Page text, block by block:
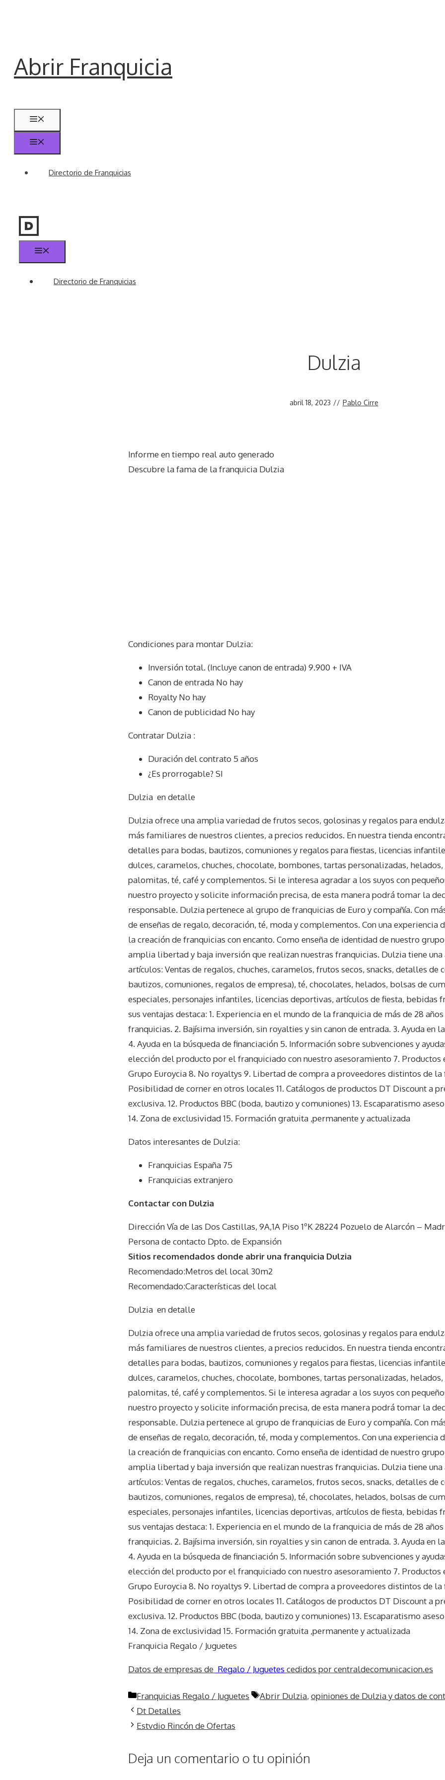
Abrir Franquicia
Directorio de Franquicias
Directorio de Franquicias
Dulzia
abril 18, 2023 // Pablo Cirre
Informe en tiempo real auto generado
Descubre la fama de la franquicia Dulzia
Condiciones para montar Dulzia:
Inversión total. (Incluye canon de entrada) 9.900 + IVA
Canon de entrada No hay
Royalty No hay
Canon de publicidad No hay
Contratar Dulzia :
Duración del contrato 5 años
¿Es prorrogable? SI
Dulzia en detalle
Dulzia ofrece una amplia variedad de frutos secos, golosinas y regalos para
más familiares de nuestros clientes, a precios reducidos. En nuestra tienda
detalles para bodas, bautizos, comuniones y regalos para fiestas, licencias
dulces, caramelos, chuches, chocolate, bombones, tartas personalizadas,
palomitas, té, café y complementos. Si le interesa agradar a los suyos con
nuestro proyecto y solicite información precisa, de esta manera podrá tomar la
responsable. Dulzia pertenece al grupo de franquicias de Euro y compañía. Con
de enseñas de regalo, decoración, té, moda y complementos. Con una experiencia
la creación de franquicias con encanto. Como enseña de identidad de nuestro
amplia libertad y baja inversión que realizan nuestras franquicias. Dulzia tiene
artículos: Ventas de regalos, chuches, caramelos, frutos secos, snacks, detalles de
bautizos, comuniones, regalos de empresa), té, chocolates, helados, bolsas de
especiales, personajes infantiles, licencias deportivas, artículos de fiesta, bebidas
sus ventajas destaca: 1. Experiencia en el mundo de la franquicia de más de 28
franquicias. 2. Bajísima inversión, sin royalties y sin canon de entrada. 3. Ayuda en
4. Ayuda en la búsqueda de financiación 5. Información sobre subvenciones y
elección del producto por el franquiciado con nuestro asesoramiento 7.
Grupo Euroycia 8. No royaltys 9. Libertad de compra a proveedores distintos de la
Posibilidad de corner en otros locales 11. Catálogos de productos DT Discount a
exclusiva. 12. Productos BBC (boda, bautizo y comuniones) 13. Escaparatismo
14. Zona de exclusividad 15. Formación gratuita ,permanente y actualizada
Datos interesantes de Dulzia:
Franquicias España 75
Franquicias extranjero
Contactar con Dulzia
Dirección Vía de las Dos Castillas, 9A,1A Piso 1ºK 28224 Pozuelo de Alarcón –
Persona de contacto Dpto. de Expansión
Sitios recomendados donde abrir una franquicia Dulzia
Recomendado:Metros del local 30m2
Recomendado:Características del local
Dulzia en detalle
Dulzia ofrece una amplia variedad de frutos secos, golosinas y regalos para
más familiares de nuestros clientes, a precios reducidos. En nuestra tienda
detalles para bodas, bautizos, comuniones y regalos para fiestas, licencias
dulces, caramelos, chuches, chocolate, bombones, tartas personalizadas,
palomitas, té, café y complementos. Si le interesa agradar a los suyos con
nuestro proyecto y solicite información precisa, de esta manera podrá tomar la
responsable. Dulzia pertenece al grupo de franquicias de Euro y compañía. Con
de enseñas de regalo, decoración, té, moda y complementos. Con una experiencia
la creación de franquicias con encanto. Como enseña de identidad de nuestro
amplia libertad y baja inversión que realizan nuestras franquicias. Dulzia tiene
artículos: Ventas de regalos, chuches, caramelos, frutos secos, snacks, detalles de
bautizos, comuniones, regalos de empresa), té, chocolates, helados, bolsas de
especiales, personajes infantiles, licencias deportivas, artículos de fiesta, bebidas
sus ventajas destaca: 1. Experiencia en el mundo de la franquicia de más de 28
franquicias. 2. Bajísima inversión, sin royalties y sin canon de entrada. 3. Ayuda en
4. Ayuda en la búsqueda de financiación 5. Información sobre subvenciones y
elección del producto por el franquiciado con nuestro asesoramiento 7.
Grupo Euroycia 8. No royaltys 9. Libertad de compra a proveedores distintos de la
Posibilidad de corner en otros locales 11. Catálogos de productos DT Discount a
exclusiva. 12. Productos BBC (boda, bautizo y comuniones) 13. Escaparatismo
14. Zona de exclusividad 15. Formación gratuita ,permanente y actualizada
Franquicia Regalo / Juguetes
Datos de empresas de Regalo / Juguetes cedidos por centraldecomunicacion.es
Categorías
Franquicias Regalo / Juguetes Etiquetas
Abrir Dulzia, opiniones de Dulzia y datos de
Dt Detalles
Estvdio Rincón de Ofertas
Deja un comentario o tu opinión